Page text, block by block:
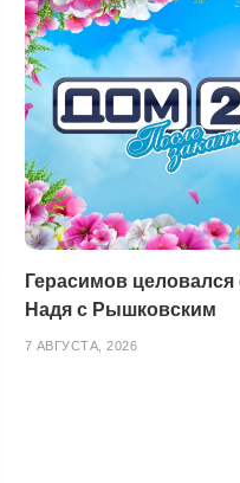
Герасимов
Надя с Рышковским
7 АВГУСТА, 2026